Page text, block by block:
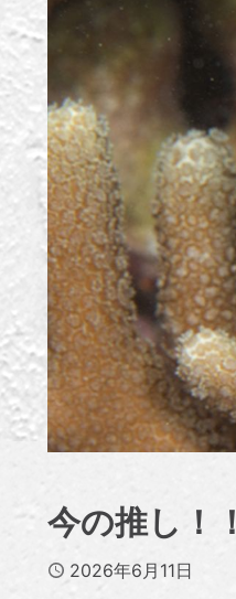
今の推し！！
Published
2026年6月11日